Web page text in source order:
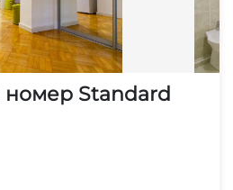
Standard